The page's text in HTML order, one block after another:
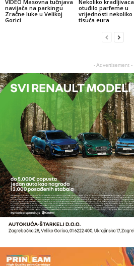
VIDEO Masovna tučnjava
navijača na parkingu
Zračne luke u Velikoj
Gorici
Nekoliko kradljivaca
otuđilo parfeme u
vrijednosti nekoliko
tisuća eura
- Advertisement -